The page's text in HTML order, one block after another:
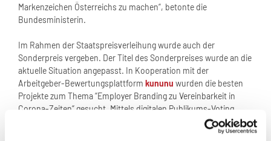
Markenzeichen Österreichs zu machen“, betonte die
Bundesministerin.
Im Rahmen der Staatspreisverleihung wurde auch der
Sonderpreis vergeben. Der Titel des Sonderpreises wurde an die
aktuelle Situation angepasst. In Kooperation mit der
Arbeitgeber-Bewertungsplattform kununu wurden die besten
Projekte zum Thema “Employer Branding zu Vereinbarkeit in
Corona-Zeiten“ gesucht. Mittels digitalen Publikums-Voting
wurden die drei besten Employer-Branding-Projekte bestimmt.